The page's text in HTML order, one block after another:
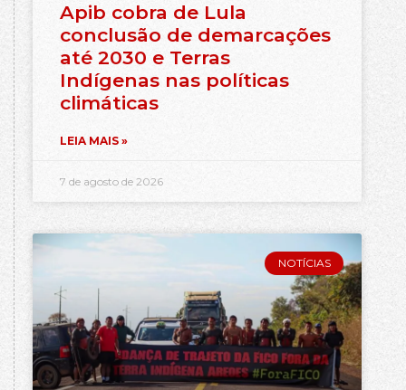
Apib cobra de Lula
conclusão de demarcações
até 2030 e Terras
Indígenas nas políticas
climáticas
LEIA MAIS »
7 de agosto de 2026
NOTÍCIAS